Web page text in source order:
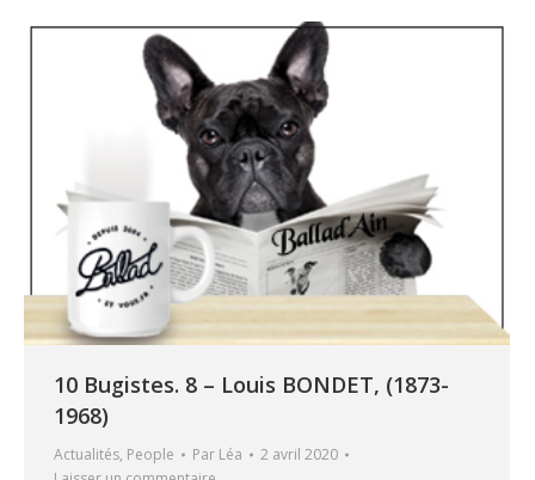
10 Bugistes. 8 – Louis BONDET, (1873-
1968)
Actualités, People Par Léa
2 avril 2020